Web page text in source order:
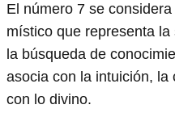
El número 7 se
místico que representa
la búsqueda de
asocia con la intuición, la
con lo divino.